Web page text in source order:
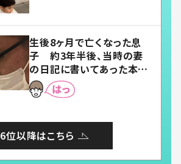
生後8ヶ月で亡くなった息
子 約3年半後、当時の妻
の日記に書いてあった本音
とは
6位以降はこちら